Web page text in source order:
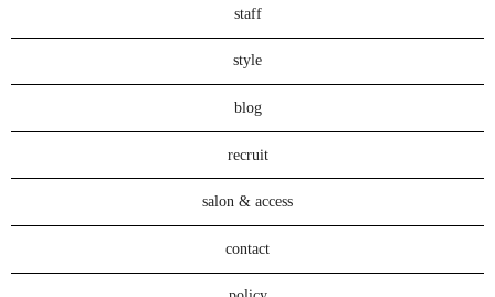
staff
style
blog
recruit
salon & access
contact